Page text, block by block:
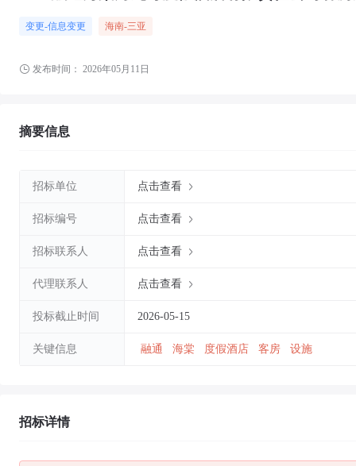
变更-信息变更 海南-三亚
发布时间： 2026年05月11日
摘要信息
招标单位 点击查看
招标编号 点击查看
招标联系人 点击查看
代理联系人 点击查看
投标截止时间 2026-05-15
关键信息 融通 海棠 度假酒店 客房 设施
招标详情